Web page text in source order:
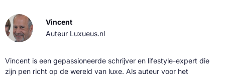
Vincent
Auteur Luxueus.nl
Vincent is een gepassioneerde schrijver en lifestyle-expert die
zijn pen richt op de wereld van luxe. Als auteur voor het